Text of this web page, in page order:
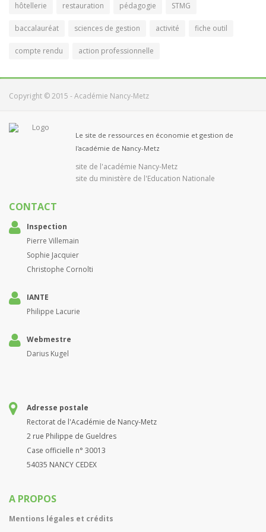
hôtellerie restauration pédagogie STMG
baccalauréat sciences de gestion activité fiche outil
compte rendu action professionnelle
Copyright © 2015 - Académie Nancy-Metz
Le site de ressources en économie et gestion de
l'académie de Nancy-Metz
site de l'académie Nancy-Metz
site du ministère de l'Education Nationale
CONTACT
Inspection
Pierre Villemain
Sophie Jacquier
Christophe Cornolti
IANTE
Philippe Lacurie
Webmestre
Darius Kugel
Adresse postale
Rectorat de l'Académie de Nancy-Metz
2 rue Philippe de Gueldres
Case officielle n° 30013
54035 NANCY CEDEX
A PROPOS
Mentions légales et crédits